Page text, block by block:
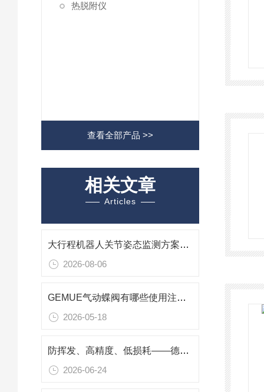
热脱附仪
查看全部产品 >>
相关文章
Articles
大行程机器人关节姿态监测方案——德国Seika NA4-70电容式倾角仪技术分析
2026-08-06
GEMUE气动蝶阀有哪些使用注意事项
2026-05-18
防挥发、高精度、低损耗——德国Hellma 110-1-40比色皿核心应用优势
2026-06-24